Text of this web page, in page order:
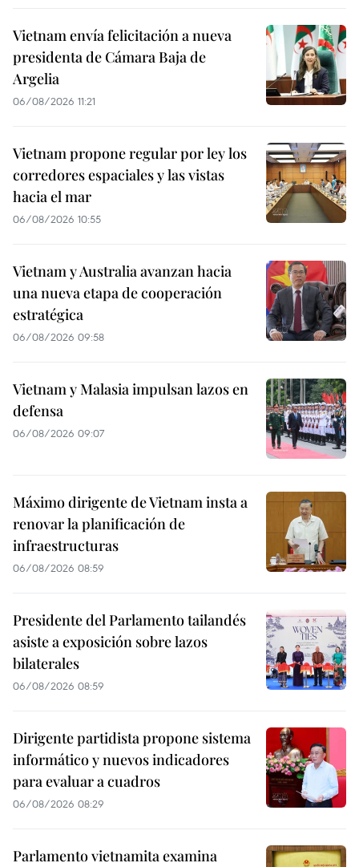
Vietnam envía felicitación a nueva
presidenta de Cámara Baja de
Argelia
06/08/2026 11:21
Vietnam propone regular por ley los
corredores espaciales y las vistas
hacia el mar
06/08/2026 10:55
Vietnam y Australia avanzan hacia
una nueva etapa de cooperación
estratégica
06/08/2026 09:58
Vietnam y Malasia impulsan lazos en
defensa
06/08/2026 09:07
Máximo dirigente de Vietnam insta a
renovar la planificación de
infraestructuras
06/08/2026 08:59
Presidente del Parlamento tailandés
asiste a exposición sobre lazos
bilaterales
06/08/2026 08:59
Dirigente partidista propone sistema
informático y nuevos indicadores
para evaluar a cuadros
06/08/2026 08:29
Parlamento vietnamita examina